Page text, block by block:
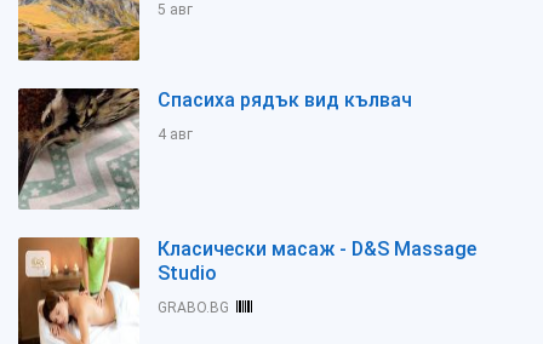
5 авг
Спасиха рядък вид кълвач
4 авг
Класически масаж - D&S Massage
Studio
GRABO.BG